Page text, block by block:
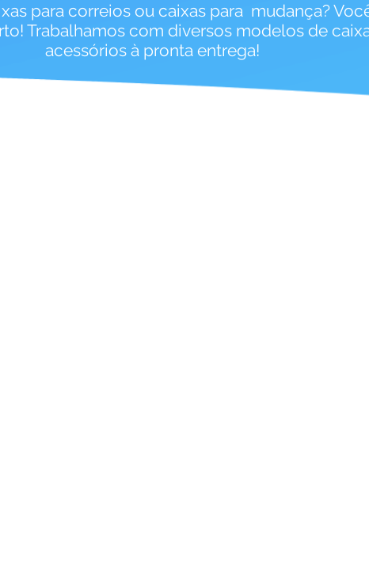
para correios ou caixas para mudança?
Trabalhamos com diversos modelos de
acessórios à pronta entrega!